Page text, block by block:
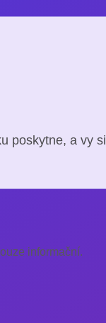
poskytne, a vy si
informační.